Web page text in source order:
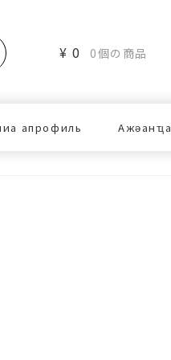
апрофиль Ажәанҵа
¥ 0 0個の商品